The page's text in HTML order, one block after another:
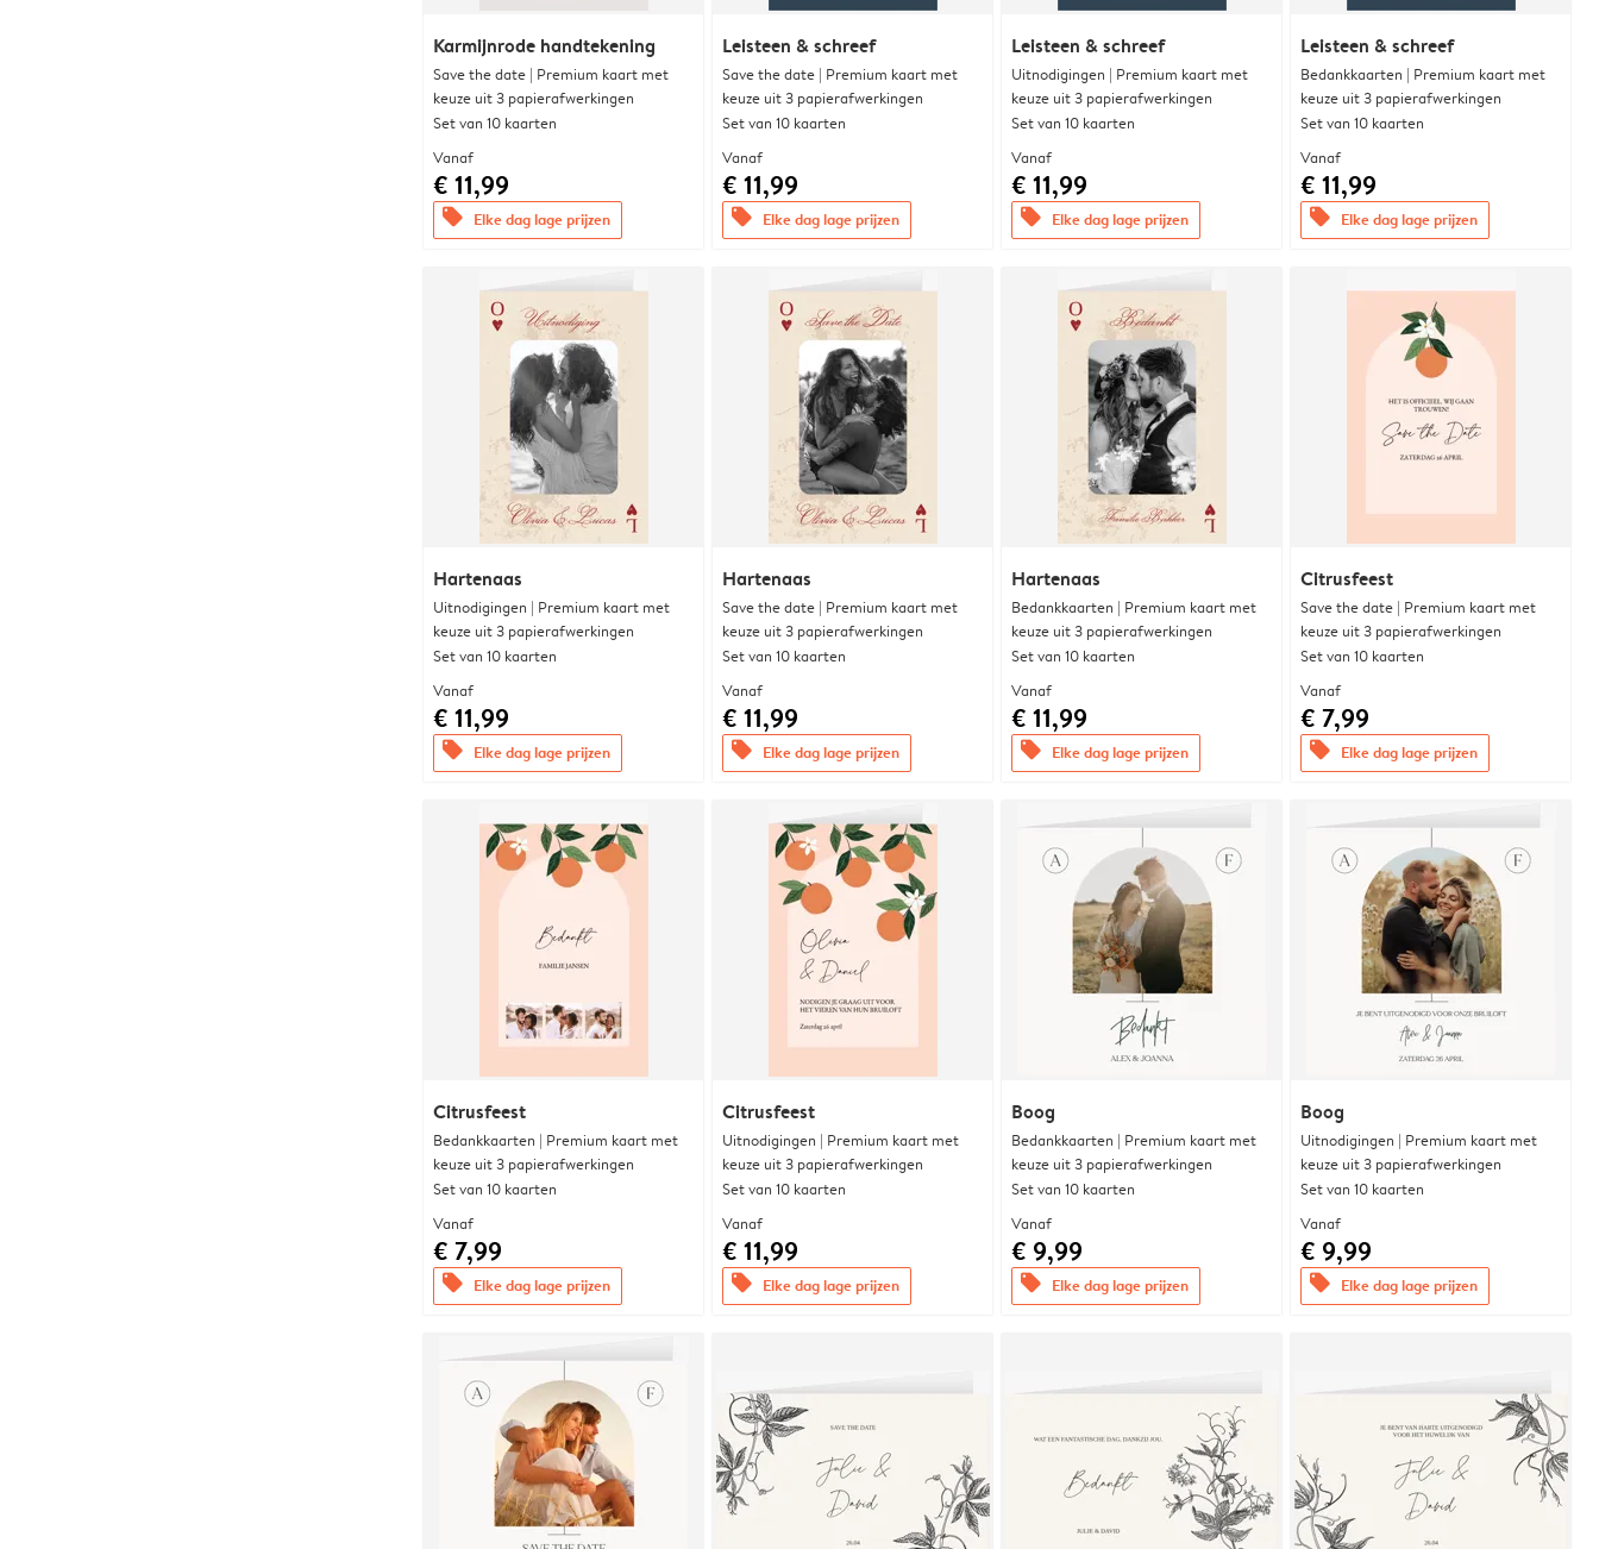
Karmijnrode handtekening
Save the date | Premium kaart met
keuze uit 3 papierafwerkingen
Set van 10 kaarten
Vanaf
€ 11,99
offers Elke dag lage prijzen
Leisteen & schreef
Save the date | Premium kaart met
keuze uit 3 papierafwerkingen
Set van 10 kaarten
Vanaf
€ 11,99
offers Elke dag lage prijzen
Leisteen & schreef
Uitnodigingen | Premium kaart met
keuze uit 3 papierafwerkingen
Set van 10 kaarten
Vanaf
€ 11,99
offers Elke dag lage prijzen
Leisteen & schreef
Bedankkaarten | Premium kaart met
keuze uit 3 papierafwerkingen
Set van 10 kaarten
Vanaf
€ 11,99
offers Elke dag lage prijzen
Hartenaas
Uitnodigingen | Premium kaart met
keuze uit 3 papierafwerkingen
Set van 10 kaarten
Vanaf
€ 11,99
offers Elke dag lage prijzen
Hartenaas
Save the date | Premium kaart met
keuze uit 3 papierafwerkingen
Set van 10 kaarten
Vanaf
€ 11,99
offers Elke dag lage prijzen
Hartenaas
Bedankkaarten | Premium kaart met
keuze uit 3 papierafwerkingen
Set van 10 kaarten
Vanaf
€ 11,99
offers Elke dag lage prijzen
Citrusfeest
Save the date | Premium kaart met
keuze uit 3 papierafwerkingen
Set van 10 kaarten
Vanaf
€ 7,99
offers Elke dag lage prijzen
Citrusfeest
Bedankkaarten | Premium kaart met
keuze uit 3 papierafwerkingen
Set van 10 kaarten
Vanaf
€ 7,99
offers Elke dag lage prijzen
Citrusfeest
Uitnodigingen | Premium kaart met
keuze uit 3 papierafwerkingen
Set van 10 kaarten
Vanaf
€ 11,99
offers Elke dag lage prijzen
Boog
Bedankkaarten | Premium kaart met
keuze uit 3 papierafwerkingen
Set van 10 kaarten
Vanaf
€ 9,99
offers Elke dag lage prijzen
Boog
Uitnodigingen | Premium kaart met
keuze uit 3 papierafwerkingen
Set van 10 kaarten
Vanaf
€ 9,99
offers Elke dag lage prijzen